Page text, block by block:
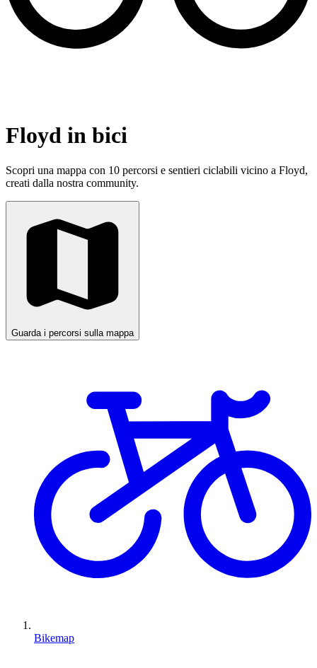
Floyd in bici
Scopri una mappa con 10 percorsi e sentieri ciclabili vicino a Floyd,
creati dalla nostra community.
Guarda i percorsi sulla mappa
Bikemap